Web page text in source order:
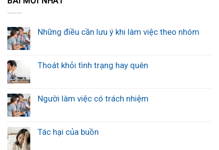
Những điều cần lưu ý khi làm việc theo nhóm
Thoát khỏi tình trạng hay quên
Người làm việc có trách nhiệm
Tác hại của buồn